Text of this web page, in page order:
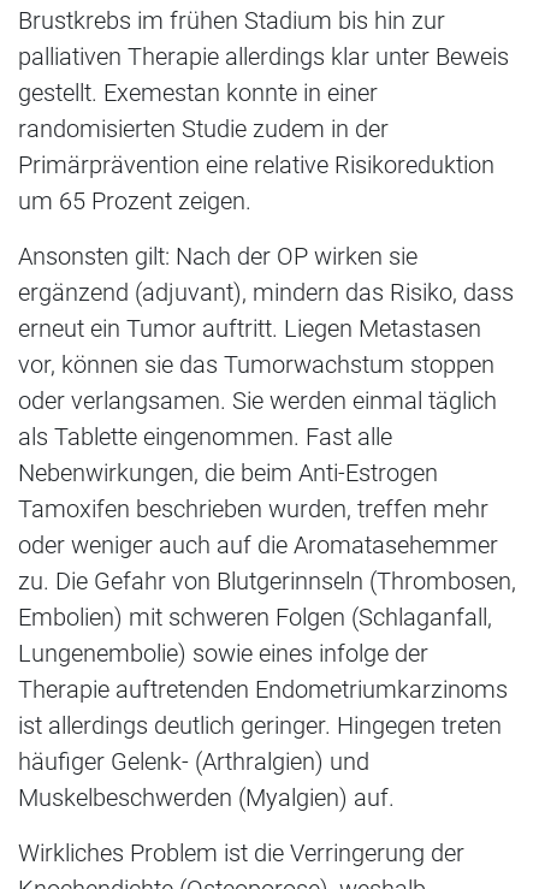
Brustkrebs im frühen Stadium bis hin zur
palliativen Therapie allerdings klar unter Beweis
gestellt. Exemestan konnte in einer
randomisierten Studie zudem in der
Primärprävention eine relative Risikoreduktion
um 65 Prozent zeigen.
Ansonsten gilt: Nach der OP wirken sie
ergänzend (adjuvant), mindern das Risiko, dass
erneut ein Tumor auftritt. Liegen Metastasen
vor, können sie das Tumorwachstum stoppen
oder verlangsamen. Sie werden einmal täglich
als Tablette eingenommen. Fast alle
Nebenwirkungen, die beim Anti-Estrogen
Tamoxifen beschrieben wurden, treffen mehr
oder weniger auch auf die Aromatasehemmer
zu. Die Gefahr von Blutgerinnseln (Thrombosen,
Embolien) mit schweren Folgen (Schlaganfall,
Lungenembolie) sowie eines infolge der
Therapie auftretenden Endometriumkarzinoms
ist allerdings deutlich geringer. Hingegen treten
häufiger Gelenk- (Arthralgien) und
Muskelbeschwerden (Myalgien) auf.
Wirkliches Problem ist die Verringerung der